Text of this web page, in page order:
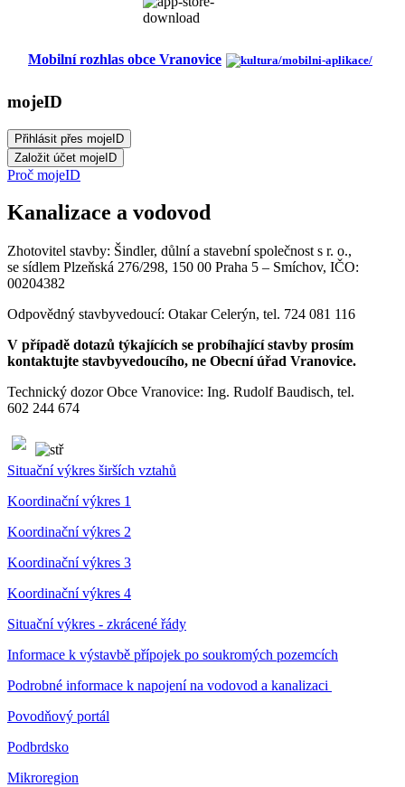
Mobilní rozhlas obce Vranovice
mojeID
Proč mojeID
Kanalizace a vodovod
Zhotovitel stavby: Šindler, důlní a stavební společnost s r. o.,
se sídlem Plzeňská 276/298, 150 00 Praha 5 – Smíchov, IČO:
00204382
Odpovědný stavbyvedoucí: Otakar Celerýn, tel. 724 081 116
V případě dotazů týkajících se probíhající stavby prosím
kontaktujte stavbyvedoucího, ne Obecní úřad Vranovice.
Technický dozor Obce Vranovice: Ing. Rudolf Baudisch, tel.
602 244 674
Situační výkres širších vztahů
Koordinační výkres 1
Koordinační výkres 2
Koordinační výkres 3
Koordinační výkres 4
Situační výkres - zkrácené řády
Informace k výstavbě přípojek po soukromých pozemcích
Podrobné informace k napojení na vodovod a kanalizaci
Povodňový portál
Podbrdsko
Mikroregion